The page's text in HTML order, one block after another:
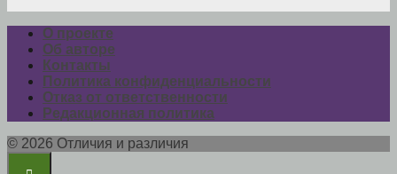
О проекте
Об авторе
Контакты
Политика конфиденциальности
Отказ от ответственности
Редакционная политика
© 2026 Отличия и различия